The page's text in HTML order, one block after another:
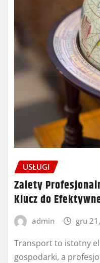
USŁUGI
Zalety
Klucz do
admin gru
Transport to istotny
gospodarki, a